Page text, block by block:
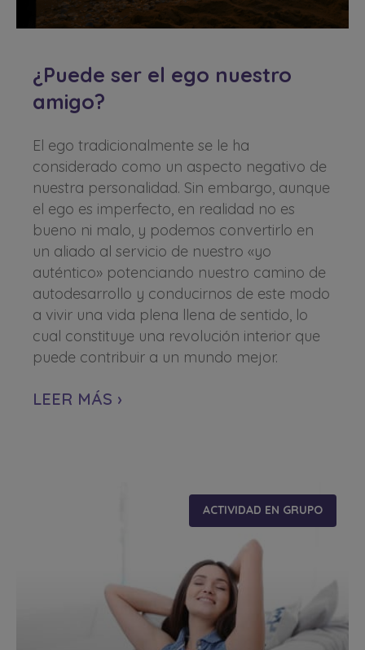
¿Puede ser el ego nuestro
amigo?
El ego tradicionalmente se le ha
considerado como un aspecto negativo de
nuestra personalidad. Sin embargo, aunque
el ego es imperfecto, en realidad no es
bueno ni malo, y podemos convertirlo en
un aliado al servicio de nuestro «yo
auténtico» potenciando nuestro camino de
autodesarrollo y conducirnos de este modo
a vivir una vida plena llena de sentido, lo
cual constituye una revolución interior que
puede contribuir a un mundo mejor.
LEER MÁS ›
ACTIVIDAD EN GRUPO